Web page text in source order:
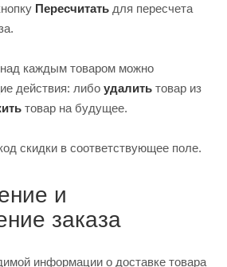
Пересчитать для пересчета
над каждым товаром можно
действия: либо удалить товар из
товар на будущее.
скидки в соответствующее поле.
и
заказа
информации о доставке товара